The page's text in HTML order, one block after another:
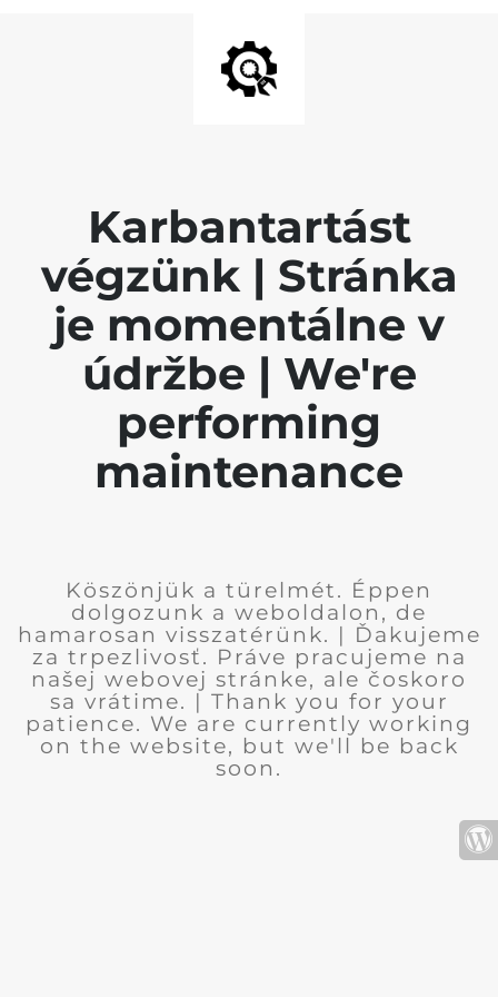
Karbantartást
végzünk | Stránka
je momentálne v
údržbe | We're
performing
maintenance
Köszönjük a türelmét. Éppen
dolgozunk a weboldalon, de
hamarosan visszatérünk. | Ďakujeme
za trpezlivosť. Práve pracujeme na
našej webovej stránke, ale čoskoro
sa vrátime. | Thank you for your
patience. We are currently working
on the website, but we'll be back
soon.